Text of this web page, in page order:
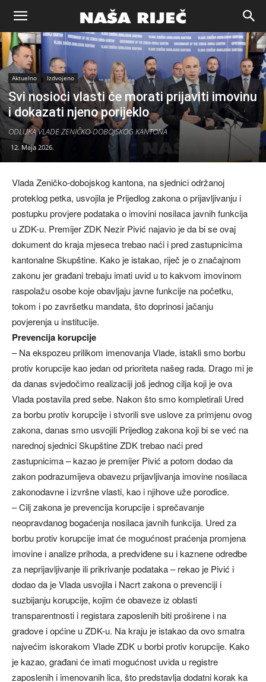
Naša
riječ
Zenica
Aktuelno Izdvojeno
Svi nosioci vlasti će morati prijaviti imovinu
i dokazati njeno porijeklo
ODLUKA VLADE ZENIČKO-DOBOJSKOG KANTONA
12. Maja 2026.
Vlada Zeničko-dobojskog kantona, na sjednici održanoj
proteklog petka, usvojila je Prijedlog zakona o prijavljivanju i
postupku provjere podataka o imovini nosilaca javnih funkcija
u ZDK-u. Premijer ZDK Nezir Pivić najavio je da bi se ovaj
dokument do kraja mjeseca trebao naći i pred zastupnicima
kantonalne Skupštine. Kako je istakao, riječ je o značajnom
zakonu jer građani trebaju imati uvid u to kakvom imovinom
raspolažu osobe koje obavljaju javne funkcije na početku,
tokom i po završetku mandata, što doprinosi jačanju
povjerenja u institucije.
Prevencija korupcije
– Na ekspozeu prilikom imenovanja Vlade, istakli smo borbu
protiv korupcije kao jedan od prioriteta našeg rada. Drago mi je
da danas svjedočimo realizaciji još jednog cilja koji je ova
Vlada postavila pred sebe. Nakon što smo kompletirali Ured
za borbu protiv korupcije i stvorili sve uslove za primjenu ovog
zakona, danas smo usvojili Prijedlog zakona koji bi se već na
narednoj sjednici Skupštine ZDK trebao naći pred
zastupnicima – kazao je premijer Pivić a potom dodao da
zakon podrazumijeva obavezu prijavljivanja imovine nosilaca
zakonodavne i izvršne vlasti, kao i njihove uže porodice.
– Cilj zakona je prevencija korupcije i sprečavanje
neopravdanog bogaćenja nosilaca javnih funkcija. Ured za
borbu protiv korupcije imat će mogućnost praćenja promjena
imovine i analize prihoda, a predviđene su i kaznene odredbe
za neprijavljivanje ili prikrivanje podataka – rekao je Pivić i
dodao da je Vlada usvojila i Nacrt zakona o prevenciji i
suzbijanju korupcije, kojim će obaveze iz oblasti
transparentnosti i registara zaposlenih biti proširene i na
gradove i općine u ZDK-u. Na kraju je istakao da ovo smatra
najvećim iskorakom Vlade ZDK u borbi protiv korupcije. Kako
je kazao, građani će imati mogućnost uvida u registre
zaposlenih i imenovanih lica, što predstavlja dodatni korak ka